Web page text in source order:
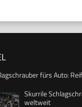
fürs Auto:
Skurrile
weltweit